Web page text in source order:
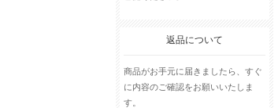
返品について
商品がお手元に届きましたら、すぐ
に内容のご確認をお願いいたしま
す。